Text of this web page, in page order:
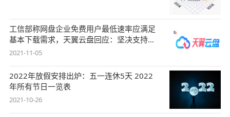
工信部称网盘企业免费用户最低速率应满足
基本下载需求，天翼云盘回应：坚决支持，
始终
2021-11-05
2022年放假安排出炉：五一连休5天 2022
年所有节日一览表
2021-10-26